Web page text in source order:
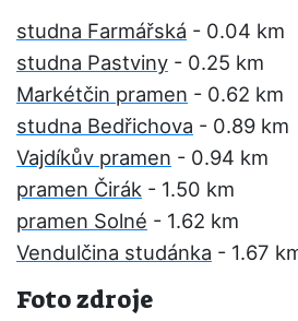
studna Farmářská - 0.04 km
studna Pastviny - 0.25 km
Markétčin pramen - 0.62 km
studna Bedřichova - 0.89 km
Vajdíkův pramen - 0.94 km
pramen Čirák - 1.50 km
pramen Solné - 1.62 km
Vendulčina studánka - 1.67
Foto zdroje